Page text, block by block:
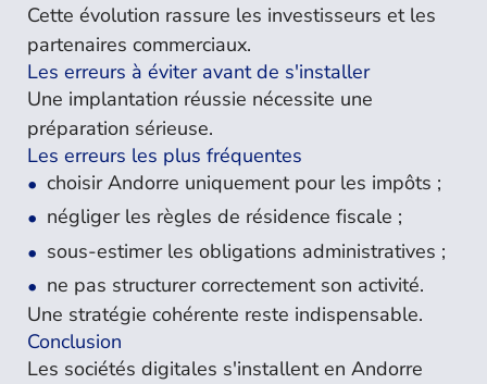
Cette évolution rassure les investisseurs et les
partenaires commerciaux.
Les erreurs à éviter avant de s'installer
Une implantation réussie nécessite une
préparation sérieuse.
Les erreurs les plus fréquentes
choisir Andorre uniquement pour les impôts ;
négliger les règles de résidence fiscale ;
sous-estimer les obligations administratives ;
ne pas structurer correctement son activité.
Une stratégie cohérente reste indispensable.
Conclusion
Les sociétés digitales s'installent en Andorre